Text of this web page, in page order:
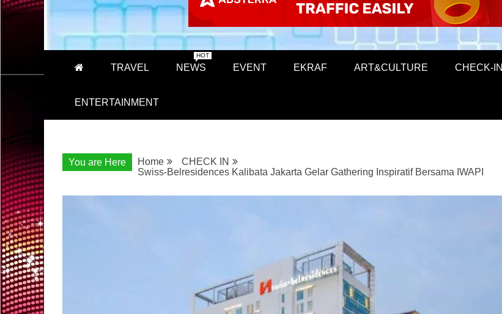
TRAVEL NEWS
HOT
EVENT EKRAF ART&CULTURE CHECK-IN
ENTERTAINMENT
You are Here Home
CHECK IN
Swiss-Belresidences Kalibata Jakarta Gelar Gathering Inspiratif Bersama IWAPI